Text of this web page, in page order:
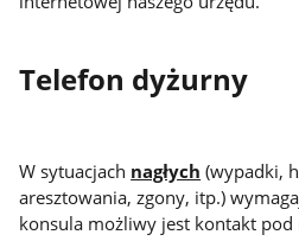
Telefon dyżurny
W sytuacjach nagłych (wypadki,
aresztowania, zgony, itp.)
konsula możliwy jest kontakt